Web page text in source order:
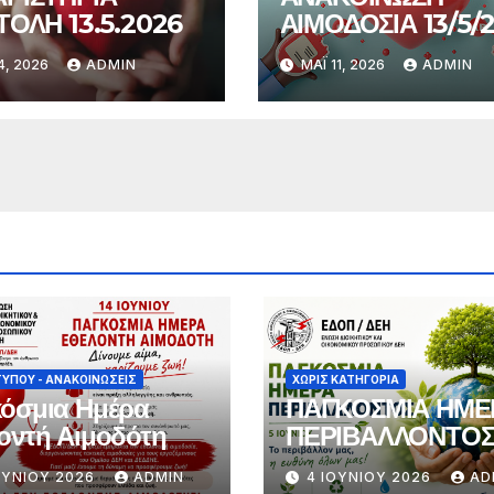
13.5.2026
2026 ADMIN
ΑΙΜΟΔΟΣΙΑ 13/5/
ΜΆΙ 11, 2026 ADMIN
- ΑΝΑΚΟΙΝΏΣΕΙΣ
Ημέρα
Αιμοδότη
2026 ADMIN
ΧΩΡΊΣ ΚΑΤΗΓΟΡΊΑ
ΠΑΓΚΟΣΜΙΑ
ΠΕΡΙΒΑΛΛΟΝΤΟΣ
4 ΙΟΥΝΊΟΥ 2026